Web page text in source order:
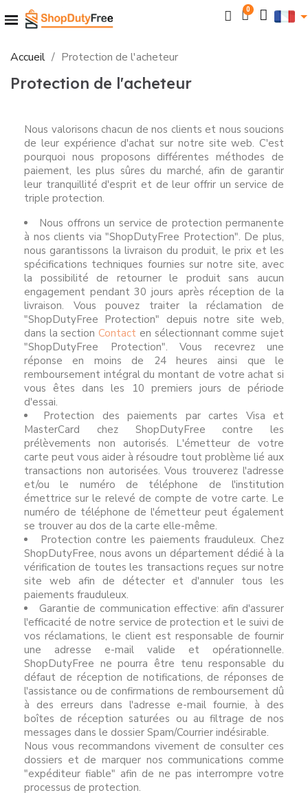
Accueil Protection de l'acheteur
Protection de l'acheteur
Nous valorisons chacun de nos clients et nous soucions
de leur expérience d'achat sur notre site web. C'est
pourquoi nous proposons différentes méthodes de
paiement, les plus sûres du marché, afin de garantir
leur tranquillité d'esprit et de leur offrir un service de
triple protection.
Nous offrons un service de protection permanente
à nos clients via "ShopDutyFree Protection". De plus,
nous garantissons la livraison du produit, le prix et les
spécifications techniques fournies sur notre site, avec
la possibilité de retourner le produit sans aucun
engagement pendant 30 jours après réception de la
livraison. Vous pouvez traiter la réclamation de
"ShopDutyFree Protection" depuis notre site web,
dans la sectionContact en sélectionnant comme sujet
"ShopDutyFree Protection". Vous recevrez une
réponse en moins de 24 heures ainsi que le
remboursement intégral du montant de votre achat si
vous êtes dans les 10 premiers jours de période
d'essai.
Protection des paiements par cartes Visa et
MasterCard chez ShopDutyFree contre les
prélèvements non autorisés. L'émetteur de votre
carte peut vous aider à résoudre tout problème lié aux
transactions non autorisées. Vous trouverez l'adresse
et/ou le numéro de téléphone de l'institution
émettrice sur le relevé de compte de votre carte. Le
numéro de téléphone de l'émetteur peut également
se trouver au dos de la carte elle-même.
Protection contre les paiements frauduleux. Chez
ShopDutyFree, nous avons un département dédié à la
vérification de toutes les transactions reçues sur notre
site web afin de détecter et d'annuler tous les
paiements frauduleux.
Garantie de communication effective: afin d'assurer
l'efficacité de notre service de protection et le suivi de
vos réclamations, le client est responsable de fournir
une adresse e-mail valide et opérationnelle.
ShopDutyFree ne pourra être tenu responsable du
défaut de réception de notifications, de réponses de
l'assistance ou de confirmations de remboursement dû
à des erreurs dans l'adresse e-mail fournie, à des
boîtes de réception saturées ou au filtrage de nos
messages dans le dossier Spam/Courrier indésirable.
Nous vous recommandons vivement de consulter ces
dossiers et de marquer nos communications comme
"expéditeur fiable" afin de ne pas interrompre votre
processus de protection.